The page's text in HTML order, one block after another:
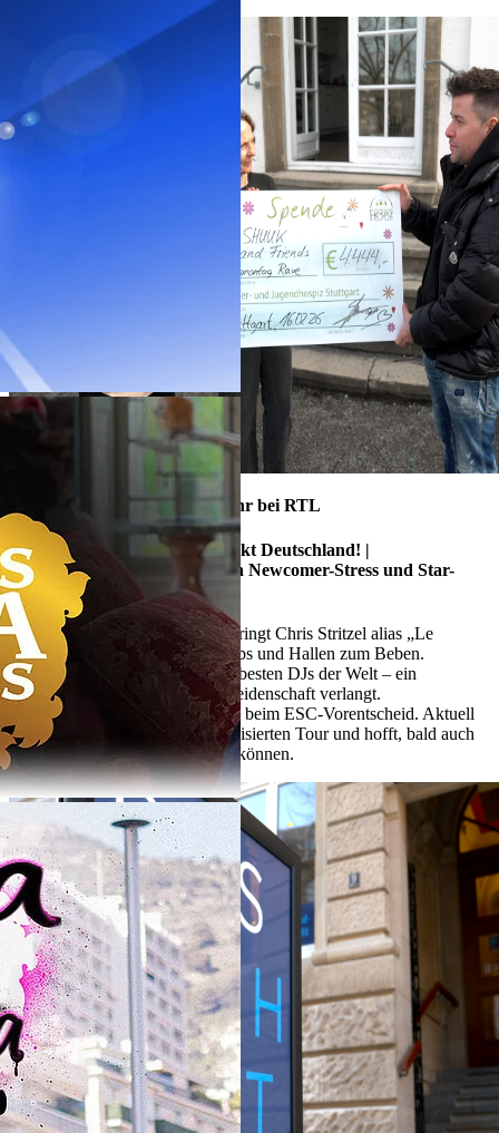
27./28. April 2026, ca. 00:35 Uhr bei RTL
ALLTAGSKÄMPFER - So tickt Deutschland! |
Musik ist ihr Leben - Zwischen Newcomer-Stress und Star-
Routine
Seit mehr als zwei Jahrzehnten bringt Chris Stritzel alias „Le
Shuuk“ mit seinen Beats die Clubs und Hallen zum Beben.
Mehrfach gehörte er zu den 150 besten DJs der Welt – ein
Meilenstein, der Disziplin und Leidenschaft verlangt.
Laura Nahr war als Newcomerin beim ESC-Vorentscheid. Aktuell
ist sie auf ihrer ersten selbstorganisierten Tour und hofft, bald auch
auf größeren Bühnen spielen zu können.